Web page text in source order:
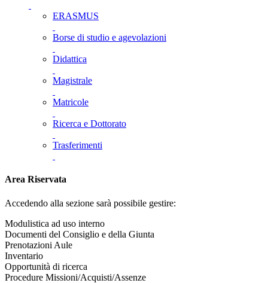
ERASMUS
Borse di studio e agevolazioni
Didattica
Magistrale
Matricole
Ricerca e Dottorato
Trasferimenti
Area Riservata
Accedendo alla sezione sarà possibile gestire:
Modulistica ad uso interno
Documenti del Consiglio e della Giunta
Prenotazioni Aule
Inventario
Opportunità di ricerca
Procedure Missioni/Acquisti/Assenze